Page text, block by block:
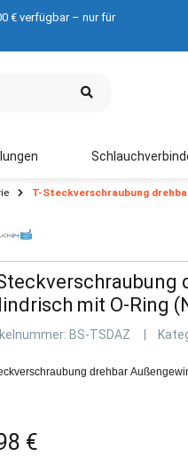
€ verfügbar – nur für
T-Steckverschraubung
mit O-Ring
BS-TSDAZ
drehbar
€